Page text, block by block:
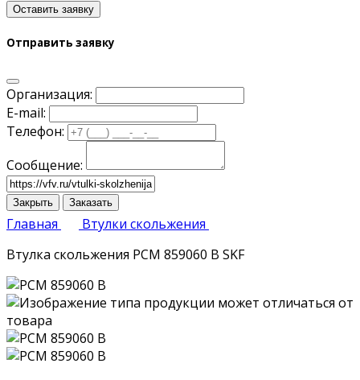
Оставить заявку
Отправить заявку
Организация:
E-mail:
Телефон:
Сообщение:
Закрыть Заказать
Главная
Втулки скольжения
Втулка скольжения PCM 859060 B SKF